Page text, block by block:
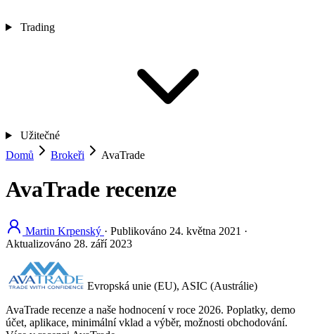
Trading
Užitečné
Domů
Brokeři AvaTrade
AvaTrade recenze
Martin Krpenský · Publikováno 24. května 2021 ·
Aktualizováno 28. září 2023
Evropská unie (EU), ASIC (Austrálie)
AvaTrade recenze a naše hodnocení v roce 2026. Poplatky, demo
účet, aplikace, minimální vklad a výběr, možnosti obchodování.